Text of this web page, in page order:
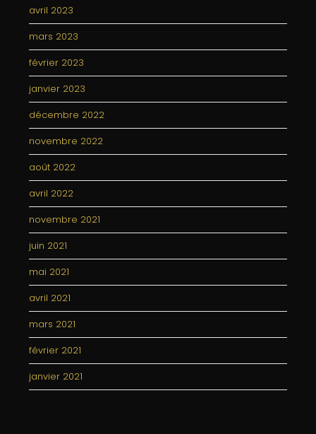
avril 2023
mars 2023
février 2023
janvier 2023
décembre 2022
novembre 2022
août 2022
avril 2022
novembre 2021
juin 2021
mai 2021
avril 2021
mars 2021
février 2021
janvier 2021